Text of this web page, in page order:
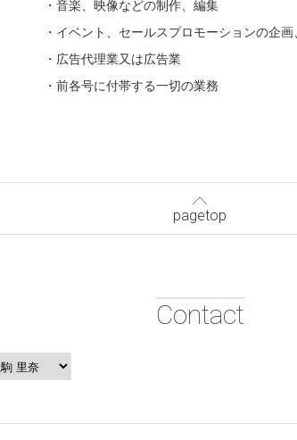
・音楽、映像などの制作、編集
・イベント、セールスプロモーションの企
・広告代理業又は広告業
・前各号に付帯する一切の業務
pagetop
Contact